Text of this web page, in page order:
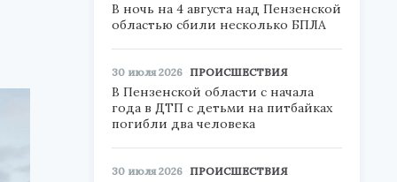
В ночь на 4 августа над Пензенской
областью сбили несколько БПЛА
30 июля 2026 ПРОИСШЕСТВИЯ
В Пензенской области с начала
года в ДТП с детьми на питбайках
погибли два человека
30 июля 2026 ПРОИСШЕСТВИЯ